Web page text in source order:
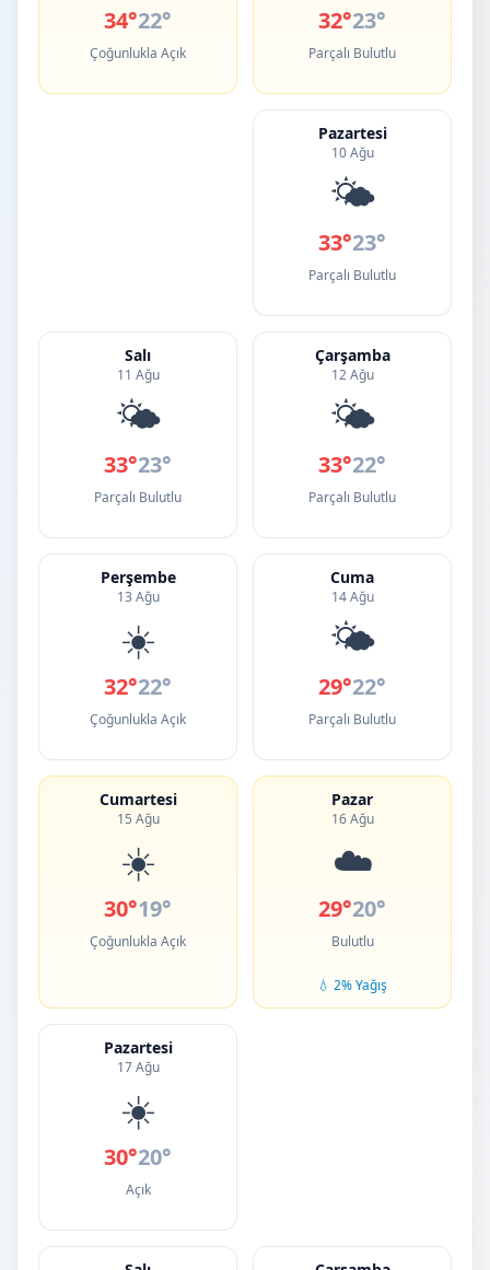
34°22°
Çoğunlukla Açık
32°23°
Parçalı Bulutlu
Pazartesi
10 Ağu
🌤️
33°23°
Parçalı Bulutlu
Salı
11 Ağu
🌤️
33°23°
Parçalı Bulutlu
Çarşamba
12 Ağu
🌤️
33°22°
Parçalı Bulutlu
Perşembe
13 Ağu
☀️
32°22°
Çoğunlukla Açık
Cuma
14 Ağu
🌤️
29°22°
Parçalı Bulutlu
Cumartesi
15 Ağu
☀️
30°19°
Çoğunlukla Açık
Pazar
16 Ağu
☁️
29°20°
Bulutlu
💧 2% Yağış
Pazartesi
17 Ağu
☀️
30°20°
Açık